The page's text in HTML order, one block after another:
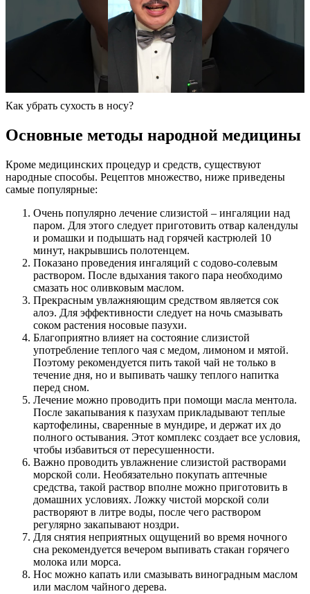
Как убрать сухость в носу?
Основные методы народной медицины
Кроме медицинских процедур и средств, существуют
народные способы. Рецептов множество, ниже приведены
самые популярные:
Очень популярно лечение слизистой – ингаляции над
паром. Для этого следует приготовить отвар календулы
и ромашки и подышать над горячей кастрюлей 10
минут, накрывшись полотенцем.
Показано проведения ингаляций с содово-солевым
раствором. После вдыхания такого пара необходимо
смазать нос оливковым маслом.
Прекрасным увлажняющим средством является сок
алоэ. Для эффективности следует на ночь смазывать
соком растения носовые пазухи.
Благоприятно влияет на состояние слизистой
употребление теплого чая с медом, лимоном и мятой.
Поэтому рекомендуется пить такой чай не только в
течение дня, но и выпивать чашку теплого напитка
перед сном.
Лечение можно проводить при помощи масла ментола.
После закапывания к пазухам прикладывают теплые
картофелины, сваренные в мундире, и держат их до
полного остывания. Этот комплекс создает все условия,
чтобы избавиться от пересушенности.
Важно проводить увлажнение слизистой растворами
морской соли. Необязательно покупать аптечные
средства, такой раствор вполне можно приготовить в
домашних условиях. Ложку чистой морской соли
растворяют в литре воды, после чего раствором
регулярно закапывают ноздри.
Для снятия неприятных ощущений во время ночного
сна рекомендуется вечером выпивать стакан горячего
молока или морса.
Нос можно капать или смазывать виноградным маслом
или маслом чайного дерева.